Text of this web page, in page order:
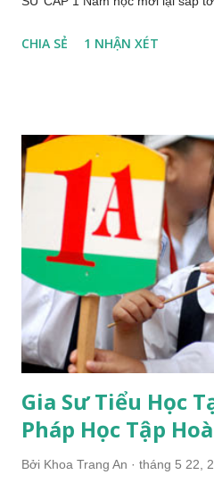
các em học sinh cấp I. Lứa tuổi
huynh học sinh gánh bớt một
con cái! TUYỂN GIA SƯ CẤP 1
GIA SƯ TUYỂN GIA SƯ CẤP 1
ngũ sinh viên giáo viên giỏi đến
học chất lượng cao, chuyên đào
kinh nghiệm trong chuyên muôn,
thực YÊU CẦU TUYỂN GIA SƯ
CHIA SẺ 1 NHẬN XÉT
Gia Sư Tiểu Học
Pháp Học Tập
Bởi Khoa Trang An tháng 5 22,